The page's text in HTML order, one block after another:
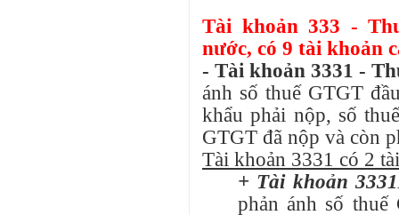
Tài khoản 333 -
nước, có 9 tài khoản
- Tài khoản 3331 -
ánh số thuế GTGT
khẩu phải nộp, số
GTGT đã nộp và còn
Tài khoản 3331 có 2
+ Tài khoản
phản ánh số